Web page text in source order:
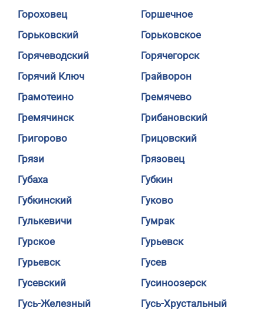
Гороховец
Горшечное
Горьковский
Горьковское
Горячеводский
Горячегорск
Горячий Ключ
Грайворон
Грамотеино
Гремячево
Гремячинск
Грибановский
Григорово
Грицовский
Грязи
Грязовец
Губаха
Губкин
Губкинский
Гуково
Гулькевичи
Гумрак
Гурское
Гурьевск
Гурьевск
Гусев
Гусевский
Гусиноозерск
Гусь-Железный
Гусь-Хрустальный